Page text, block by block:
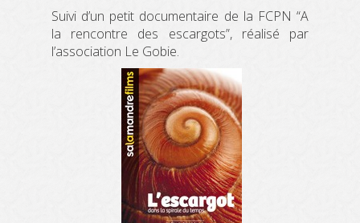
Suivi d’un petit documentaire de la FCPN “A
la rencontre des escargots”, réalisé par
l’association Le Gobie.